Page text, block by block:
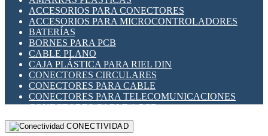
INDICADORES PARA PANEL
INTERFACES DE RELÉ
INTERRUPTORES FIN DE CARRERA
LLAVES CONMUTADORAS
MEDIDORES DE ENERGÍA Y TC'S DE CORRIENTE
MOTORES PASO A PASO
PANTALLAS HMI
PLC -CONTROLADORES LÓGICO PROGRAMABLES
PROGRAMADORES DE HORARIO
RELÉS DE PROTECCIÓN
SENSORES CAPACITIVOS
ACCESORIOS PARA CONECTORES
ACCESORIOS PARA MICROCONTROLADORES
BATERÍAS
BORNES PARA PCB
CABLE PLANO
CAJA PLÁSTICA PARA RIEL DIN
CONECTORES CIRCULARES
CONECTORES PARA CABLE
CONECTORES PARA TELECOMUNICACIONES
CONECTORES CABLE A PCB
CONECTORES PCB A CABLE
DIP SWITCHESCONECTIVIDAD